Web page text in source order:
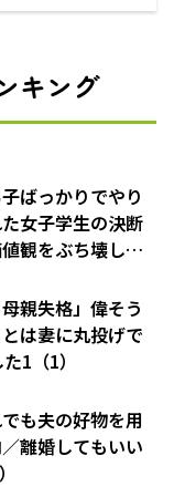
キング
ばっかりでやり
女子学生の決断
観をぶち壊した
親失格」偉そう
は妻に丸投げで
1（1）
も夫の好物を用
離婚してもいい